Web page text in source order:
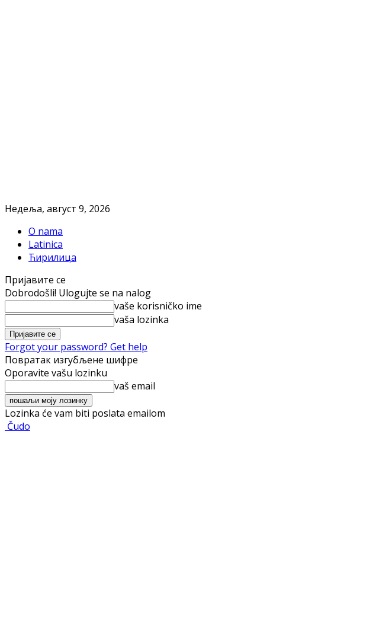
Недеља, август 9, 2026
O nama
Latinica
Ћирилица
Пријавите се
Dobrodošli! Ulogujte se na nalog
vaše korisničko ime
vaša lozinka
Forgot your password? Get help
Повратак изгубљене шифре
Oporavite vašu lozinku
vaš email
Lozinka će vam biti poslata emailom
Čudo